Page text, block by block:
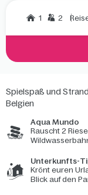
1 2
Spielspaß und
Belgien
Aqua Mundo
Rauscht 2
Unterkunfts-
Krönt euren
Blick auf den